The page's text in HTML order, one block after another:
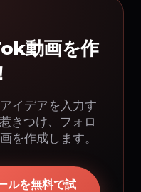
動画を作
イデアを入力す
きつけ、フォロ
を作成します。
ルを無料で試